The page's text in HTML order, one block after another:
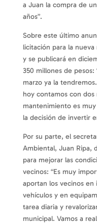
a Juan la compra de
años”.
Sobre este último
licitación para la
y se publicará en
350 millones de
marzo ya la
hoy contamos con
mantenimiento es
la decisión de invertir
Por su parte, el
Ambiental, Juan Ripa,
para mejorar las
vecinos: “Es muy
aportan los vecinos en
vehículos y en
tarea diaria y
municipal. Vamos a